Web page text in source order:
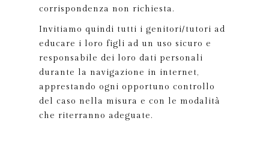
corrispondenza non richiesta.
Invitiamo quindi tutti i genitori/tutori ad
educare i loro figli ad un uso sicuro e
responsabile dei loro dati personali
durante la navigazione in internet,
apprestando ogni opportuno controllo
del caso nella misura e con le modalità
che riterranno adeguate.